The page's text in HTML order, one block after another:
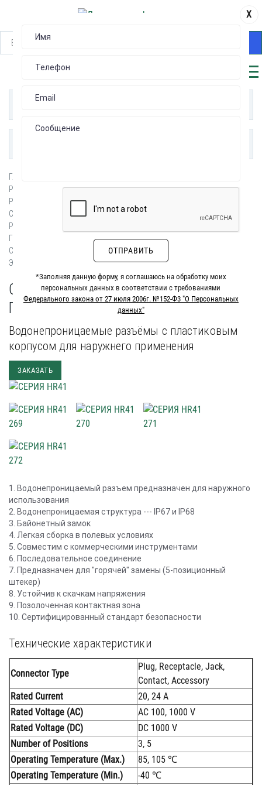
Главная
Разъемы для томографов
Разъемы для уличного/туннельного освещения
Сигнальные разъемы, Разъемы питания
Разъемы типа Провод-Провод для внешнего соединения
Герметичные разъемы типа ПРОВОД-ПРОВОД
Силовые разъемы типа Провод Провод
Электрические герметичные разъемы
СЕРИЯ HR41 ЭЛЕКТРИЧЕСКИЕ
ГЕРМЕТИЧНЫЕ РАЗЪЕМЫ
Водонепроницаемые разъёмы с пластиковым
корпусом для наружнего применения
ЗАКАЗАТЬ
1. Водонепроницаемый разъем предназначен для наружного
использования
2. Водонепроницаемая структура --- IP67 и IP68
3. Байонетный замок
4. Легкая сборка в полевых условиях
5. Совместим с коммерческими инструментами
6. Последовательное соединение
7. Предназначен для "горячей" замены (5-позиционный
штекер)
8. Устойчив к скачкам напряжения
9. Позолоченная контактная зона
10. Сертифицированный стандарт безопасности
Технические характеристики
Connector Type
Plug, Receptacle, Jack,
Contact, Accessory
Rated Current
20, 24 A
Rated Voltage (AC)
AC 100, 1000 V
Rated Voltage (DC)
DC 1000 V
Number of Positions
3, 5
Operating Temperature (Max.)
85, 105 ℃
Operating Temperature (Min.)
-40 ℃
X
ОТПРАВИТЬ
*Заполняя данную форму, я соглашаюсь на обработку моих
персональных данных в соответствии с требованиями
Федерального закона от 27 июля 2006г. №152-Ф3 "О Персональных
данных"